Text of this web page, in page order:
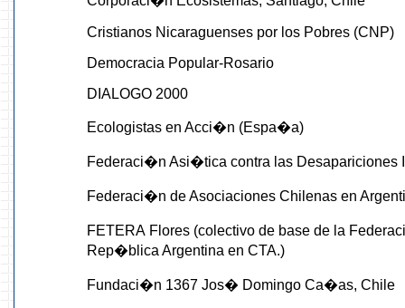
Cristianos Nicaraguenses por los Pobres (CNP)
Democracia Popular-Rosario
DIALOGO 2000
Ecologistas en Acci�n (Espa�a)
Federaci�n Asi�tica contra las Desapariciones
Federaci�n de Asociaciones Chilenas en
FETERA Flores (colectivo de base de la
Rep�blica Argentina en CTA.)
Fundaci�n 1367 Jos� Domingo Ca�as, Chile